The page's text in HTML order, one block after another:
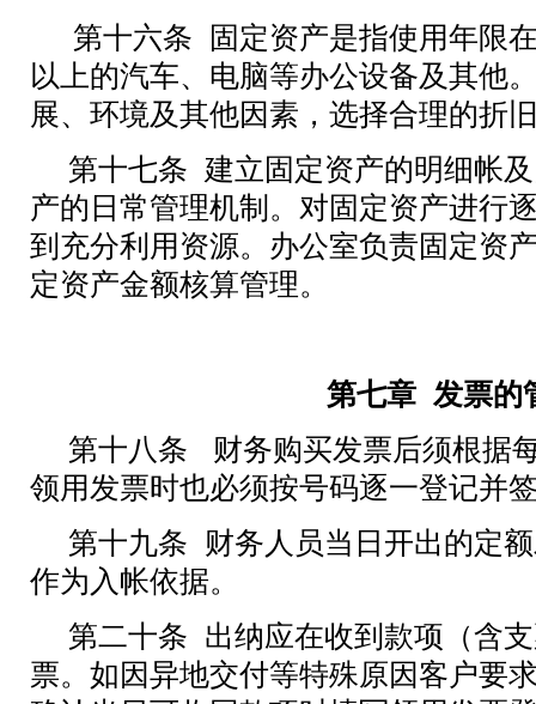
第十六条 固定资产是指使用年限
以上的汽车、电脑等办公设备及其他
展、环境及其他因素，选择合理的折
第十七条 建立固定资产的明细帐
产的日常管理机制。对固定资产进行
到充分利用资源。办公室负责固定资
定资产金额核算管理。
第七章 发票的
第十八条 财务购买发票后须根据
领用发票时也必须按号码逐一登记并
第十九条 财务人员当日开出的定
作为入帐依据。
第二十条 出纳应在收到款项（含
票。如因异地交付等特殊原因客户要